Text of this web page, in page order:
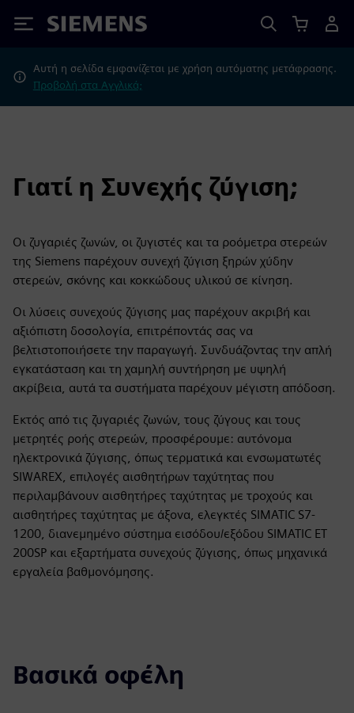
Siemens
Αυτή η σελίδα εμφανίζεται με χρήση αυτόματης μετάφρασης.
Προβολή στα Αγγλικά;
Γιατί η Συνεχής ζύγιση;
Οι ζυγαριές ζωνών, οι ζυγιστές και τα ροόμετρα στερεών
της Siemens παρέχουν συνεχή ζύγιση ξηρών χύδην
στερεών, σκόνης και κοκκώδους υλικού σε κίνηση.
Οι λύσεις συνεχούς ζύγισης μας παρέχουν ακριβή και
αξιόπιστη δοσολογία, επιτρέποντάς σας να
βελτιστοποιήσετε την παραγωγή. Συνδυάζοντας την απλή
εγκατάσταση και τη χαμηλή συντήρηση με υψηλή
ακρίβεια, αυτά τα συστήματα παρέχουν μέγιστη απόδοση.
Εκτός από τις ζυγαριές ζωνών, τους ζύγους και τους
μετρητές ροής στερεών, προσφέρουμε: αυτόνομα
ηλεκτρονικά ζύγισης, όπως τερματικά και ενσωματωτές
SIWAREX, επιλογές αισθητήρων ταχύτητας που
περιλαμβάνουν αισθητήρες ταχύτητας με τροχούς και
αισθητήρες ταχύτητας με άξονα, ελεγκτές SIMATIC S7-
1200, διανεμημένο σύστημα εισόδου/εξόδου SIMATIC ET
200SP και εξαρτήματα συνεχούς ζύγισης, όπως μηχανικά
εργαλεία βαθμονόμησης.
Βασικά οφέλη